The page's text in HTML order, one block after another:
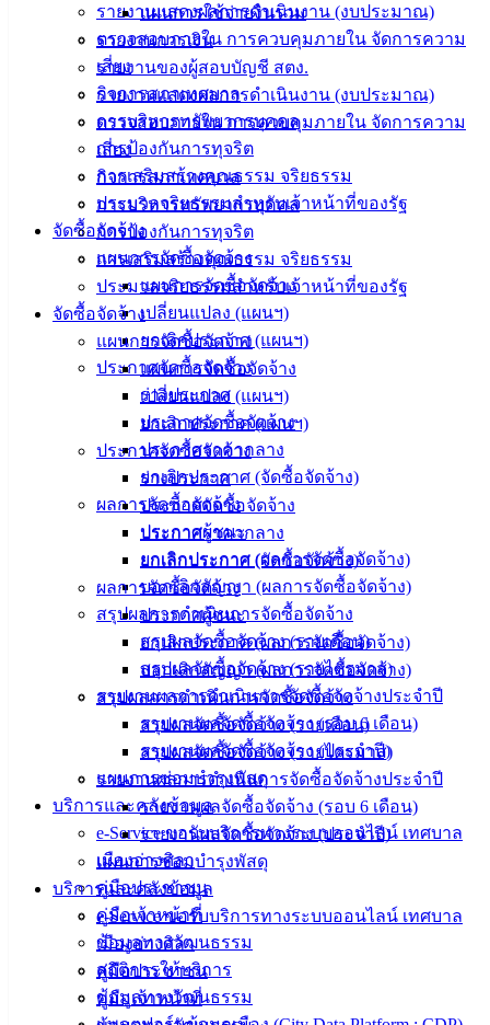
รายงานแสดงผลการดำเนินงาน (งบประมาณ)
ตรวจสอบภายใน การควบคุมภายใน จัดการความ
เสี่ยง
กิจการสภาเทศบาล
การบริหารทรัพยากรบุคคล
การป้องกันการทุจริต
การเสริมสร้างคุณธรรม จริยธรรม
ประมวลจริยธรรมสำหรับเจ้าหน้าที่ของรัฐ
จัดซื้อจัดจ้าง
แผนการจัดซื้อจัดจ้าง
แผนการจัดซื้อจัดจ้าง
เปลี่ยนแปลง (แผนฯ)
ยกเลิกประกาศ (แผนฯ)
ประกาศจัดซื้อจัดจ้าง
ร่างประกาศ
ประกาศจัดซื้อจัดจ้าง
ประกาศราคากลาง
ยกเลิกประกาศ (จัดซื้อจัดจ้าง)
ผลการจัดซื้อจัดจ้าง
ประกาศผู้ชนะ
ยกเลิกประกาศ (ผลการจัดซื้อจัดจ้าง)
บอกเลิกสัญญา (ผลการจัดซื้อจัดจ้าง)
สรุปผลการดำเนินการจัดซื้อจัดจ้าง
สรุปผลจัดซื้อจัดจ้าง (รายเดือน)
สรุปผลจัดซื้อจัดจ้าง (รายไตรมาส)
รายงานผลการดำเนินการจัดซื้อจัดจ้างประจำปี
รายงานผลจัดซื้อจัดจ้าง (รอบ 6 เดือน)
รายงานผลจัดซื้อจัดจ้าง (ประจำปี)
แผนการซ่อมบำรุงพัสดุ
บริการและคลังข้อมูล
e-Service ขอรับบริการทางระบบออนไลน์ เทศบาล
เมืองอ่างศิลา
คู่มือประชาชน
คู่มือเจ้าหน้าที่
ข้อมูลทางวัฒนธรรม
สถิติการให้บริการ
ข้อมูลทางวัฒนธรรม
แผนการใช้จ่ายงินรวม
รายงานการเงิน
รายงานของผู้สอบบัญชี สตง.
รายงานแสดงผลการดำเนินงาน (งบประมาณ)
ตรวจสอบภายใน การควบคุมภายใน จัดการความ
เสี่ยง
กิจการสภาเทศบาล
การบริหารทรัพยากรบุคคล
การป้องกันการทุจริต
การเสริมสร้างคุณธรรม จริยธรรม
ประมวลจริยธรรมสำหรับเจ้าหน้าที่ของรัฐ
จัดซื้อจัดจ้าง
แผนการจัดซื้อจัดจ้าง
แผนการจัดซื้อจัดจ้าง
เปลี่ยนแปลง (แผนฯ)
ยกเลิกประกาศ (แผนฯ)
ประกาศจัดซื้อจัดจ้าง
ร่างประกาศ
ประกาศจัดซื้อจัดจ้าง
ประกาศราคากลาง
ยกเลิกประกาศ (จัดซื้อจัดจ้าง)
ผลการจัดซื้อจัดจ้าง
ประกาศผู้ชนะ
ยกเลิกประกาศ (ผลการจัดซื้อจัดจ้าง)
บอกเลิกสัญญา (ผลการจัดซื้อจัดจ้าง)
สรุปผลการดำเนินการจัดซื้อจัดจ้าง
สรุปผลจัดซื้อจัดจ้าง (รายเดือน)
สรุปผลจัดซื้อจัดจ้าง (รายไตรมาส)
รายงานผลการดำเนินการจัดซื้อจัดจ้างประจำปี
รายงานผลจัดซื้อจัดจ้าง (รอบ 6 เดือน)
รายงานผลจัดซื้อจัดจ้าง (ประจำปี)
แผนการซ่อมบำรุงพัสดุ
บริการและคลังข้อมูล
e-Service ขอรับบริการทางระบบออนไลน์ เทศบาล
เมืองอ่างศิลา
คู่มือประชาชน
คู่มือเจ้าหน้าที่
038-
142-100-104
บริการ
ประชาชน
ดาวน์โหลด
แบบ
ฟอร์ม,
เอกสาร
คู่มือ
สำหรับ
ประชาชน/
ข่าวสาร
อิเล็กทรอนิกส์
(Knowledge
Management)
เทศบาล
สายตรง
ประวัติ
เทศบาล
ผู้บริหาร